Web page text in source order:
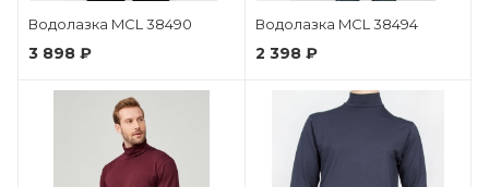
Водолазка MCL 38490
3 898 ₽
Водолазка MCL 38494
2 398 ₽